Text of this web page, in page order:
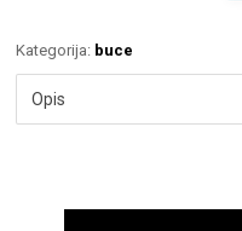
Kategorija: buce